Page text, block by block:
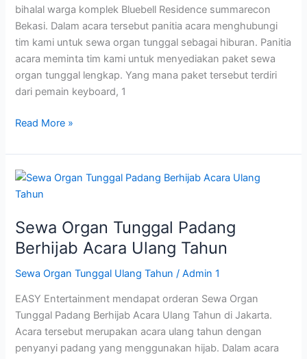
bihalal warga komplek Bluebell Residence summarecon
Bekasi. Dalam acara tersebut panitia acara menghubungi
tim kami untuk sewa organ tunggal sebagai hiburan. Panitia
acara meminta tim kami untuk menyediakan paket sewa
organ tunggal lengkap. Yang mana paket tersebut terdiri
dari pemain keyboard, 1
Read More »
Sewa Organ Tunggal Padang
Berhijab Acara Ulang Tahun
Sewa Organ Tunggal Ulang Tahun /Admin 1
EASY Entertainment mendapat orderan Sewa Organ
Tunggal Padang Berhijab Acara Ulang Tahun di Jakarta.
Acara tersebut merupakan acara ulang tahun dengan
penyanyi padang yang menggunakan hijab. Dalam acara
Sewa
Organ
Padang
Berhijab
Ulang
Tahun